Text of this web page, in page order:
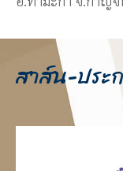
สาส์น-ประ